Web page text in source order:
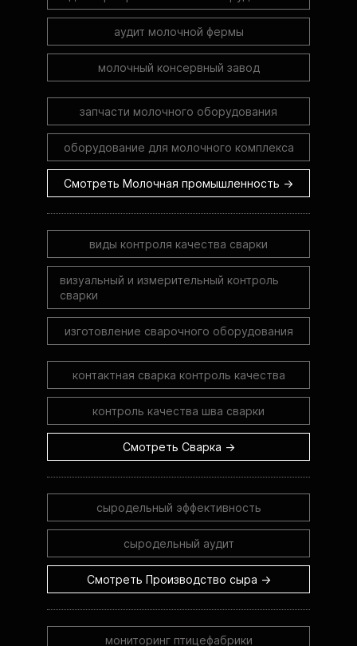
аудит молочной фермы
молочный консервный завод
запчасти молочного оборудования
оборудование для молочного комплекса
Смотреть Молочная промышленность →
виды контроля качества сварки
визуальный и измерительный контроль
сварки
изготовление сварочного оборудования
контактная сварка контроль качества
контроль качества шва сварки
Смотреть Сварка →
сыродельный эффективность
сыродельный аудит
Смотреть Производство сыра →
мониторинг птицефабрики